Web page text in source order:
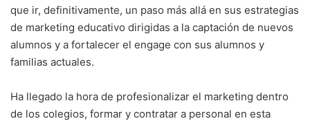
que ir, definitivamente, un paso más allá en sus estrategias
de marketing educativo dirigidas a la captación de nuevos
alumnos y a fortalecer el engage con sus alumnos y
familias actuales.
Ha llegado la hora de profesionalizar el marketing dentro
de los colegios, formar y contratar a personal en esta